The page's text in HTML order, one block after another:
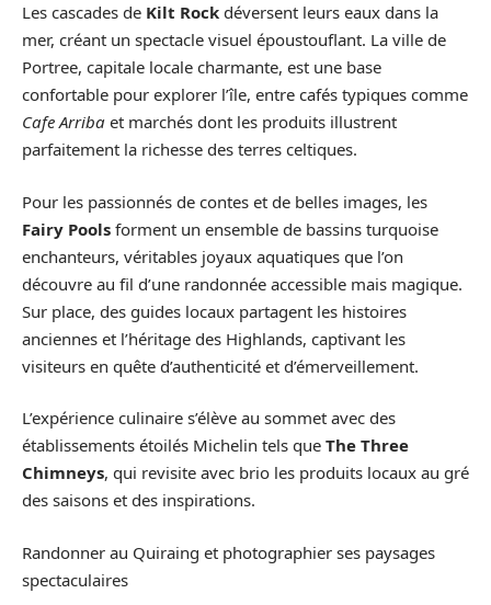
Les cascades de Kilt Rock déversent leurs eaux dans la
mer, créant un spectacle visuel époustouflant. La ville de
Portree, capitale locale charmante, est une base
confortable pour explorer l’île, entre cafés typiques comme
Cafe Arriba et marchés dont les produits illustrent
parfaitement la richesse des terres celtiques.
Pour les passionnés de contes et de belles images, les
Fairy Pools forment un ensemble de bassins turquoise
enchanteurs, véritables joyaux aquatiques que l’on
découvre au fil d’une randonnée accessible mais magique.
Sur place, des guides locaux partagent les histoires
anciennes et l’héritage des Highlands, captivant les
visiteurs en quête d’authenticité et d’émerveillement.
L’expérience culinaire s’élève au sommet avec des
établissements étoilés Michelin tels que The Three
Chimneys, qui revisite avec brio les produits locaux au gré
des saisons et des inspirations.
Randonner au Quiraing et photographier ses paysages
spectaculaires